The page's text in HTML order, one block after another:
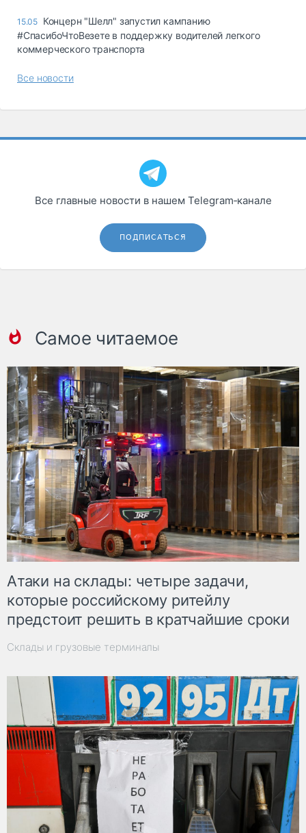
Таможня и ВЭД
Склады и
грузовые
запчасти, шины
Топливо, масла и
15.05 Концерн "Шелл" запустил кампанию
#СпасибоЧтоВезете в поддержку водителей легкого
коммерческого транспорта
Все новости
Все главные новости в нашем Telegram‑канале
ПОДПИСАТЬСЯ
Самое читаемое
Атаки на склады: четыре задачи,
которые российскому ритейлу
предстоит решить в кратчайшие сроки
Склады и грузовые терминалы